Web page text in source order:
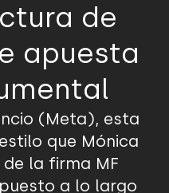
de
apuesta
(Meta), esta
que Mónica
la firma MF
a lo largo